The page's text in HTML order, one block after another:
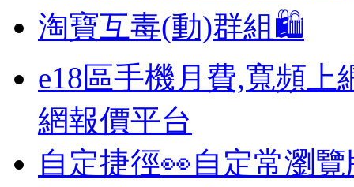
淘寶互毒(動)群組🛍️
e18區手機月費,寬頻上
網報價平台
自定捷徑👀自定常瀏